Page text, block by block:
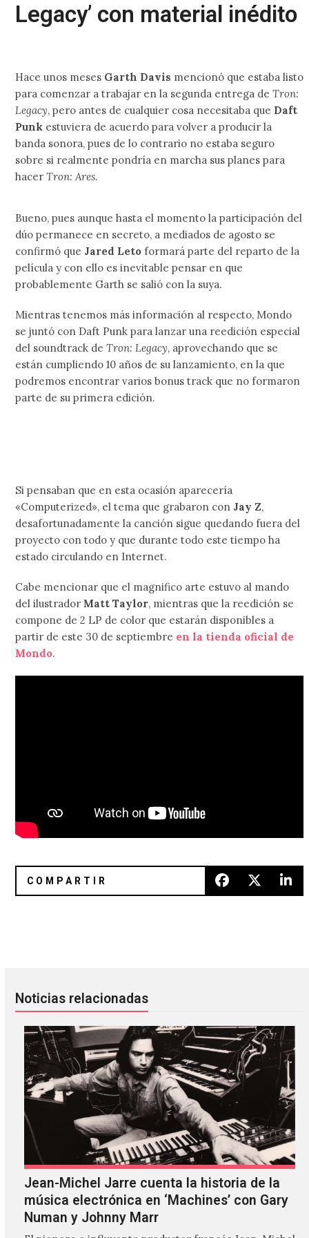
Legacy’ con material inédito
Hace unos meses Garth Davis mencionó que estaba listo
para comenzar a trabajar en la segunda entrega de Tron:
Legacy, pero antes de cualquier cosa necesitaba que Daft
Punk estuviera de acuerdo para volver a producir la
banda sonora, pues de lo contrario no estaba seguro
sobre si realmente pondría en marcha sus planes para
hacerTron: Ares.
Bueno, pues aunque hasta el momento la participación del
dúo permanece en secreto, a mediados de agosto se
confirmó que Jared Leto formará parte del reparto de la
película y con ello es inevitable pensar en que
probablemente Garth se salió con la suya.
Mientras tenemos más información al respecto, Mondo
se juntó con Daft Punk para lanzar una reedición especial
del soundtrack deTron: Legacy, aprovechando que se
están cumpliendo 10 años de su lanzamiento, en la que
podremos encontrar varios bonus track que no formaron
parte de su primera edición.
Si pensaban que en esta ocasión aparecería
«Computerized», el tema que grabaron con Jay Z,
desafortunadamente la canción sigue quedando fuera del
proyecto con todo y que durante todo este tiempo ha
estado circulando en Internet.
Cabe mencionar que el magnifico arte estuvo al mando
del ilustrador Matt Taylor, mientras que la reedición se
compone de 2 LP de color que estarán disponibles a
partir de este 30 de septiembre en la tienda oficial de
Mondo.
Noticias relacionadas
Jean-Michel Jarre cuenta la historia de la
música electrónica en ‘Machines’ con Gary
Numan y Johnny Marr